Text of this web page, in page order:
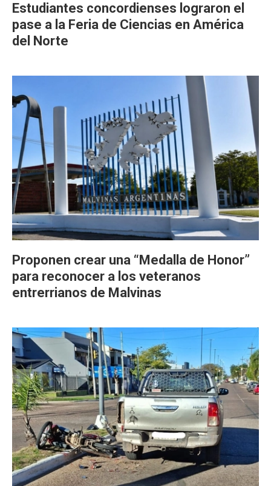
Estudiantes concordienses lograron el
pase a la Feria de Ciencias en América
del Norte
Proponen crear una “Medalla de Honor”
para reconocer a los veteranos
entrerrianos de Malvinas